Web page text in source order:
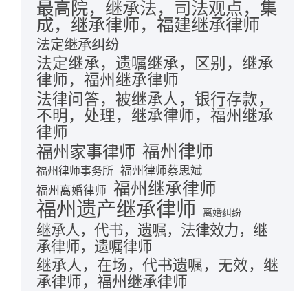
最高院，继承法，司法观点，集
成，继承律师，福建继承律师
法定继承纠纷
法定继承，遗嘱继承，区别，继承
律师，福州继承律师
法律问答，被继承人，银行存款，
不明，处理，继承律师，福州继承
律师
福州家事律师 福州律师
福州律师事务所 福州律师蔡思斌
福州离婚律师 福州继承律师
福州遗产继承律师 离婚纠纷
继承人，代书，遗嘱，法律效力，继
承律师，遗嘱律师
继承人，在场，代书遗嘱，无效，继
承律师，福州继承律师